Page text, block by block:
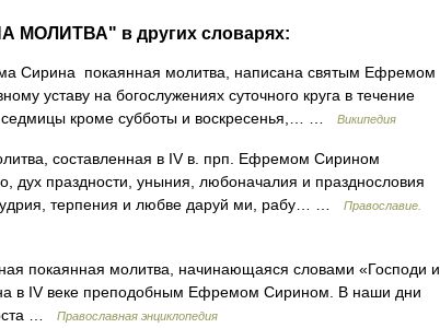
МОЛИТВА" в других словарях:
Сирина покаянная молитва, написана святым Ефремом
уставу на богослужениях суточного круга в течение
седмицы кроме субботы и воскресенья,… …
Википедия
составленная в IV в. прп. Ефремом Сирином
дух праздности, уныния, любоначалия и празднословия
терпения и любве даруй ми, рабу… …
Православие.
покаянная молитва, начинающаяся словами «Господи и
в IV веке преподобным Ефремом Сирином. В наши дни
…
Православная энциклопедия